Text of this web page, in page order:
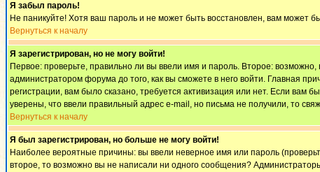
Я забыл пароль!
Не паникуйте! Хотя ваш пароль и не может быть восстановлен, вам может
Вернуться к началу
Я зарегистрирован, но не могу войти!
Первое: проверьте, правильно ли вы ввели имя и пароль. Второе:
администратором форума до того, как вы сможете в него войти. Главная
регистрации, вам было сказано, требуется активизация или нет. Если вам
уверены, что ввели правильный адрес e-mail, но письма не получили, то
Вернуться к началу
Я был зарегистрирован, но больше не могу войти!
Наиболее вероятные причины: вы ввели неверное имя или пароль
второе, то возможно вы не написали ни одного сообщения?